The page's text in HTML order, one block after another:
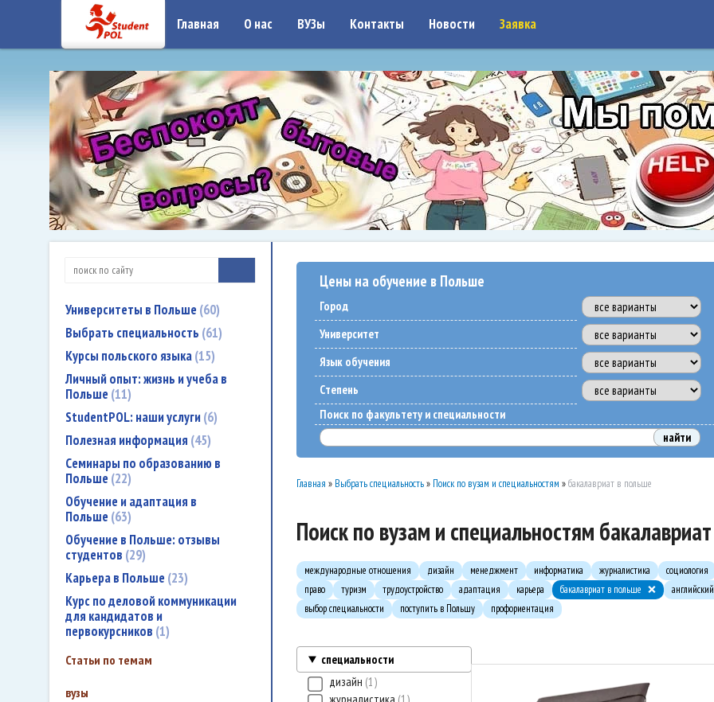
google-site-verification: google7a917c261df1566b.htmlgoogle-site-verification: google7a917c261df1566b.html
Главная О нас ВУЗы Контакты Новости Заявка
Университеты в Польше 60
Выбрать специальность 61
Курсы польского языка 15
Личный опыт: жизнь и учеба в
Польше 11
StudentPOL: наши услуги 6
Полезная информация 45
Семинары по образованию в
Польше 22
Обучение и адаптация в
Польше 63
Обучение в Польше: отзывы
студентов 29
Карьера в Польше 23
Курс по деловой коммуникации
для кандидатов и
первокурсников 1
Статьи по темам
вузы
Цены на обучение в Польше
Город
Университет
Язык обучения
Cтепень
Поиск по факультету и специальности
Главная » Выбрать специальность» Поиск по вузам и специальностям »бакалавриат в польше
Поиск по вузам и специальностям
международные отношения дизайн менеджмент информатика журналистика социология
право
туризм трудоустройство адаптация карьера бакалавриат в польше английский
выбор специальности
поступить в Польшу профориентация
специальности
дизайн 1